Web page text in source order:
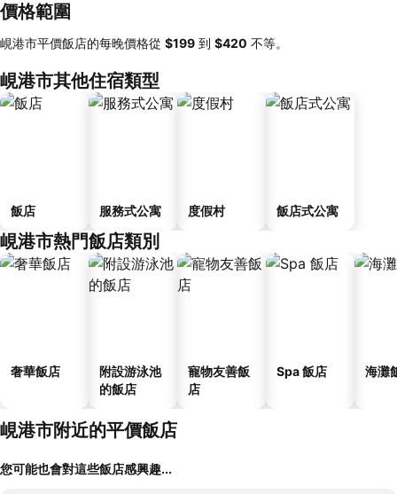
價格範圍
峴港市平價飯店的每晚價格從 ‎$199 到 ‎$420 不等。
峴港市其他住宿類型
飯店 服務式公寓 度假村 飯店式公寓
峴港市熱門飯店類別
奢華飯店
附設游泳池
的飯店
寵物友善飯
店
Spa 飯店 海灘
峴港市附近的平價飯店
您可能也會對這些飯店感興趣...